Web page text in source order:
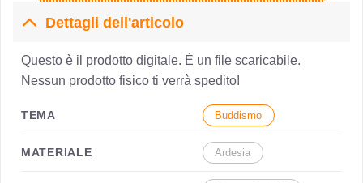
Dettagli dell'articolo
Questo è il prodotto digitale. È un file scaricabile.
Nessun prodotto fisico ti verrà spedito!
TEMA Buddismo
MATERIALE Ardesia